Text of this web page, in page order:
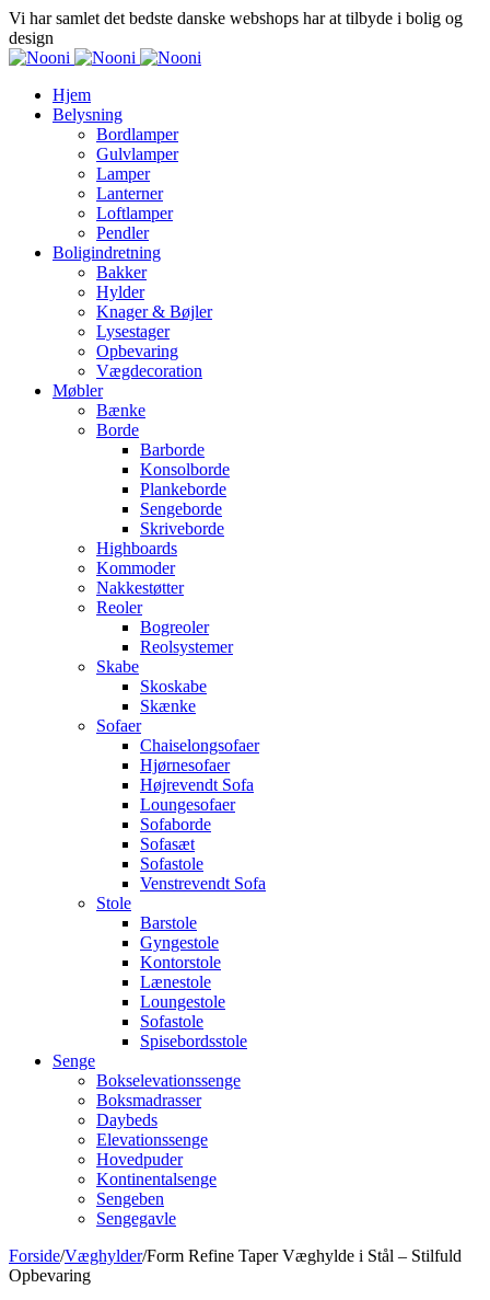
Vi har samlet det bedste danske webshops har at tilbyde i bolig og
design
Hjem
Belysning
Bordlamper
Gulvlamper
Lamper
Lanterner
Loftlamper
Pendler
Boligindretning
Bakker
Hylder
Knager & Bøjler
Lysestager
Opbevaring
Vægdecoration
Møbler
Bænke
Borde
Barborde
Konsolborde
Plankeborde
Sengeborde
Skriveborde
Highboards
Kommoder
Nakkestøtter
Reoler
Bogreoler
Reolsystemer
Skabe
Skoskabe
Skænke
Sofaer
Chaiselongsofaer
Hjørnesofaer
Højrevendt Sofa
Loungesofaer
Sofaborde
Sofasæt
Sofastole
Venstrevendt Sofa
Stole
Barstole
Gyngestole
Kontorstole
Lænestole
Loungestole
Sofastole
Spisebordsstole
Senge
Bokselevationssenge
Boksmadrasser
Daybeds
Elevationssenge
Hovedpuder
Kontinentalsenge
Sengeben
Sengegavle
Forside/Væghylder/Form Refine Taper Væghylde i Stål – Stilfuld
Opbevaring